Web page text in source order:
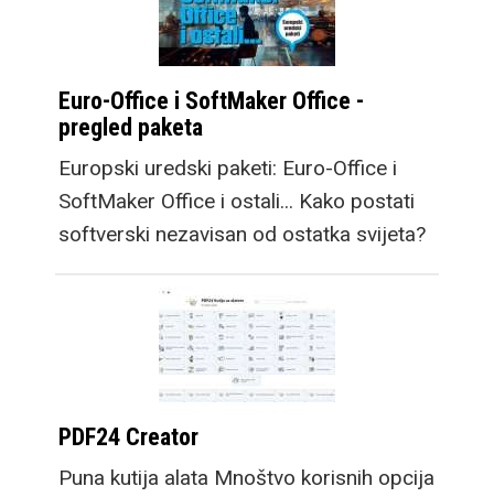
Euro-Office i SoftMaker Office -
pregled paketa
Europski uredski paketi: Euro-Office i
SoftMaker Office i ostali... Kako postati
softverski nezavisan od ostatka svijeta?
PDF24 Creator
Puna kutija alata Mnoštvo korisnih opcija